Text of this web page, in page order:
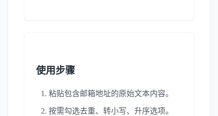
使用步骤
粘贴包含邮箱地址的原始文本内容。
按需勾选去重、转小写、升序选项。